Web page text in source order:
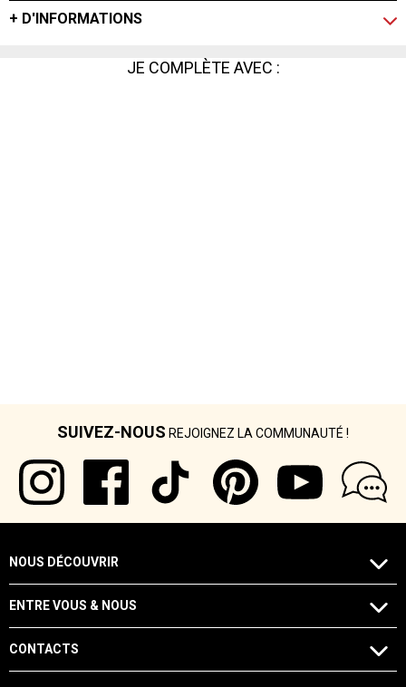
+ D'INFORMATIONS
JE COMPLÈTE AVEC :
SUIVEZ-NOUS REJOIGNEZ LA COMMUNAUTÉ !
NOUS DÉCOUVRIR
ENTRE VOUS & NOUS
CONTACTS